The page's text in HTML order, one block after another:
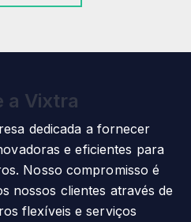
a Vixtra
dedicada a fornecer
e eficientes para
Nosso compromisso é
nossos clientes através de
flexíveis e serviços